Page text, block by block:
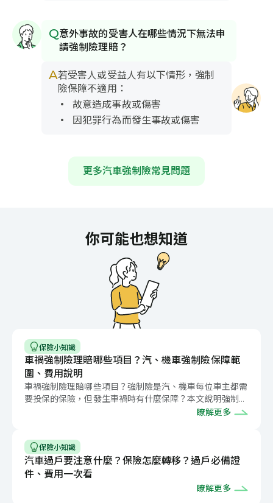
Q意外事故的受害人在哪些情況下無法申
請強制險理賠？
A若受害人或受益人有以下情形，強制
險保障不適用：
故意造成事故或傷害
因犯罪行為而發生事故或傷害
更多汽車強制險常見問題
你可能也想知道
保險小知識
車禍強制險理賠哪些項目？汽、機車強制險保障範
圍、費用說明
車禍強制險理賠哪些項目？強制險是汽、機車每位車主都需
要投保的保險，但發生車禍時有什麼保障？本文說明強制險
瞭解更多
保險小知識
汽車過戶要注意什麼？保險怎麼轉移？過戶必備證
件、費用一次看
瞭解更多